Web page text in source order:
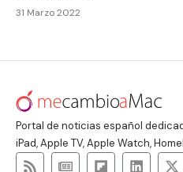
31 Marzo 2022
Portal de noticias español
iPad, Apple TV, Apple Watch,